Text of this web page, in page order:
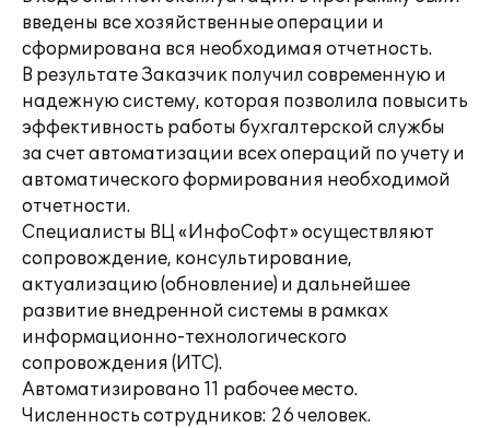
введены все хозяйственные операции и
сформирована вся необходимая отчетность.
В результате Заказчик получил современную и
надежную систему, которая позволила повысить
эффективность работы бухгалтерской службы
за счет автоматизации всех операций по учету и
автоматического формирования необходимой
отчетности.
Специалисты ВЦ «ИнфоСофт» осуществляют
сопровождение, консультирование,
актуализацию (обновление) и дальнейшее
развитие внедренной системы в рамках
информационно-технологического
сопровождения (ИТС).
Автоматизировано 11 рабочее место.
Численность сотрудников: 26 человек.